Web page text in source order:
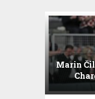
Marin